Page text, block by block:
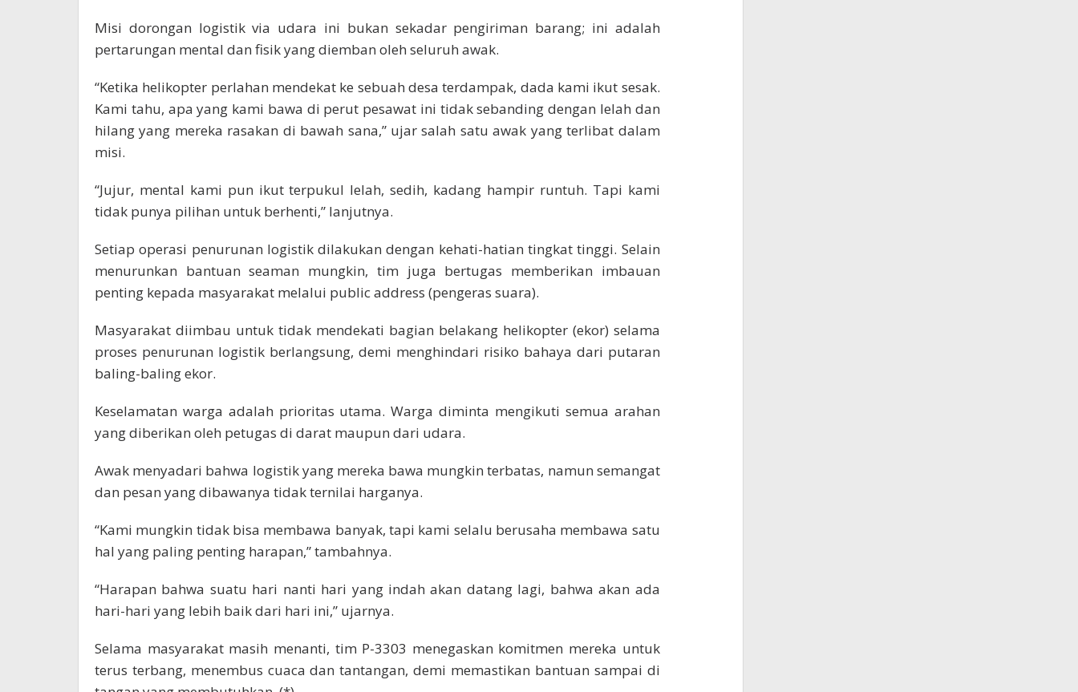
Misi dorongan logistik via udara ini bukan sekadar pengiriman barang; ini adalah
pertarungan mental dan fisik yang diemban oleh seluruh awak.
“Ketika helikopter perlahan mendekat ke sebuah desa terdampak, dada kami ikut sesak.
Kami tahu, apa yang kami bawa di perut pesawat ini tidak sebanding dengan lelah dan
hilang yang mereka rasakan di bawah sana,” ujar salah satu awak yang terlibat dalam
misi.
“Jujur, mental kami pun ikut terpukul lelah, sedih, kadang hampir runtuh. Tapi kami
tidak punya pilihan untuk berhenti,” lanjutnya.
Setiap operasi penurunan logistik dilakukan dengan kehati-hatian tingkat tinggi. Selain
menurunkan bantuan seaman mungkin, tim juga bertugas memberikan imbauan
penting kepada masyarakat melalui public address (pengeras suara).
Masyarakat diimbau untuk tidak mendekati bagian belakang helikopter (ekor) selama
proses penurunan logistik berlangsung, demi menghindari risiko bahaya dari putaran
baling-baling ekor.
Keselamatan warga adalah prioritas utama. Warga diminta mengikuti semua arahan
yang diberikan oleh petugas di darat maupun dari udara.
Awak menyadari bahwa logistik yang mereka bawa mungkin terbatas, namun semangat
dan pesan yang dibawanya tidak ternilai harganya.
“Kami mungkin tidak bisa membawa banyak, tapi kami selalu berusaha membawa satu
hal yang paling penting harapan,” tambahnya.
“Harapan bahwa suatu hari nanti hari yang indah akan datang lagi, bahwa akan ada
hari-hari yang lebih baik dari hari ini,” ujarnya.
Selama masyarakat masih menanti, tim P-3303 menegaskan komitmen mereka untuk
terus terbang, menembus cuaca dan tantangan, demi memastikan bantuan sampai di